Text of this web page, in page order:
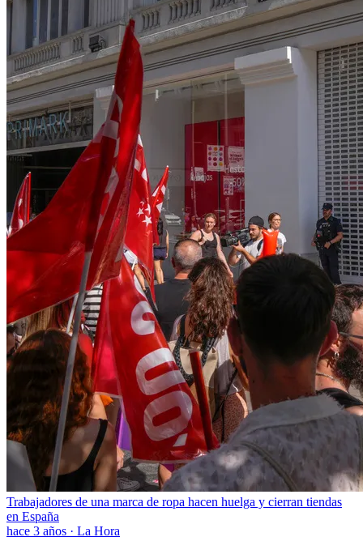
Trabajadores de una marca de ropa hacen huelga y cierran tiendas
en España
hace 3 años · La Hora